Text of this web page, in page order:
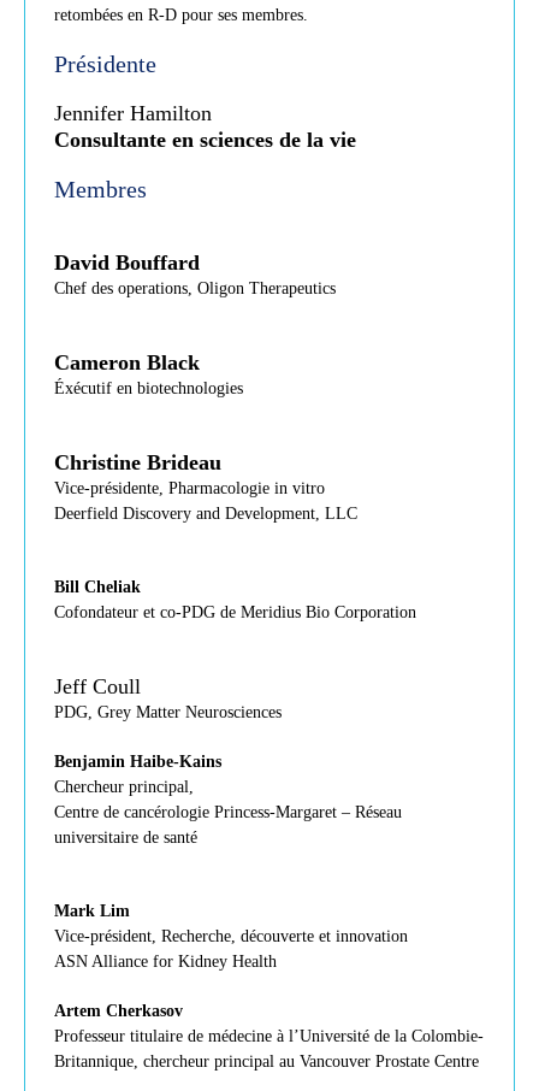
retombées en R-D pour ses membres.
Présidente
Jennifer Hamilton
Consultante en sciences de la vie
Membres
David Bouffard
Chef des operations, Oligon Therapeutics
Cameron Black
Éxécutif en biotechnologies
Christine Brideau
Vice-présidente, Pharmacologie in vitro
Deerfield Discovery and Development, LLC
Bill Cheliak
Cofondateur et co-PDG de Meridius Bio Corporation
Jeff Coull
PDG, Grey Matter Neurosciences
Benjamin Haibe-Kains
Chercheur principal,
Centre de cancérologie Princess-Margaret – Réseau
universitaire de santé
Mark Lim
Vice-président, Recherche, découverte et innovation
ASN Alliance for Kidney Health
Artem Cherkasov
Professeur titulaire de médecine à l’Université de la Colombie-
Britannique, chercheur principal au Vancouver Prostate Centre